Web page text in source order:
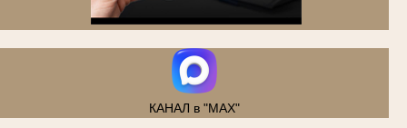
КАНАЛ в "MAX"